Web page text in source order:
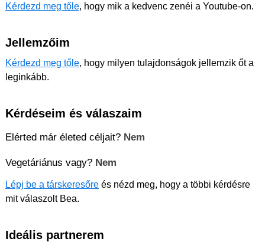
Kérdezd meg tőle, hogy mik a kedvenc zenéi a Youtube-on.
Jellemzőim
Kérdezd meg tőle, hogy milyen tulajdonságok jellemzik őt a
leginkább.
Kérdéseim és válaszaim
Elérted már életed céljait? Nem
Vegetáriánus vagy? Nem
Lépj be a társkeresőre és nézd meg, hogy a többi kérdésre
mit válaszolt Bea.
Ideális partnerem